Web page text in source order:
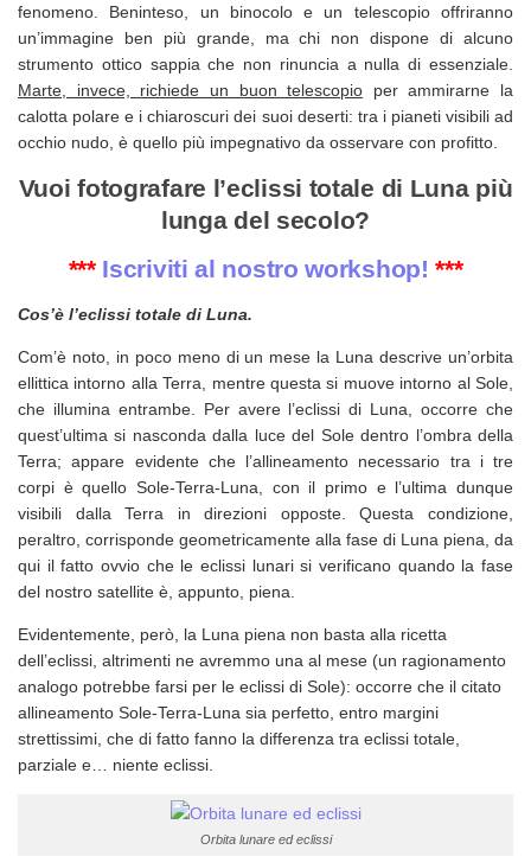
fenomeno. Beninteso, un binocolo e un telescopio offriranno
un’immagine ben più grande, ma chi non dispone di alcuno
strumento ottico sappia che non rinuncia a nulla di essenziale.
Marte, invece, richiede un buon telescopio per ammirarne la
calotta polare e i chiaroscuri dei suoi deserti: tra i pianeti visibili ad
occhio nudo, è quello più impegnativo da osservare con profitto.
Vuoi fotografare l’eclissi totale di Luna più
lunga del secolo?
*** Iscriviti al nostro workshop! ***
Cos’è l’eclissi totale di Luna.
Com’è noto, in poco meno di un mese la Luna descrive un’orbita
ellittica intorno alla Terra, mentre questa si muove intorno al Sole,
che illumina entrambe. Per avere l’eclissi di Luna, occorre che
quest’ultima si nasconda dalla luce del Sole dentro l’ombra della
Terra; appare evidente che l’allineamento necessario tra i tre
corpi è quello Sole-Terra-Luna, con il primo e l’ultima dunque
visibili dalla Terra in direzioni opposte. Questa condizione,
peraltro, corrisponde geometricamente alla fase di Luna piena, da
qui il fatto ovvio che le eclissi lunari si verificano quando la fase
del nostro satellite è, appunto, piena.
Evidentemente, però, la Luna piena non basta alla ricetta
dell’eclissi, altrimenti ne avremmo una al mese (un ragionamento
analogo potrebbe farsi per le eclissi di Sole): occorre che il citato
allineamento Sole-Terra-Luna sia perfetto, entro margini
strettissimi, che di fatto fanno la differenza tra eclissi totale,
parziale e… niente eclissi.
Orbita lunare ed eclissi